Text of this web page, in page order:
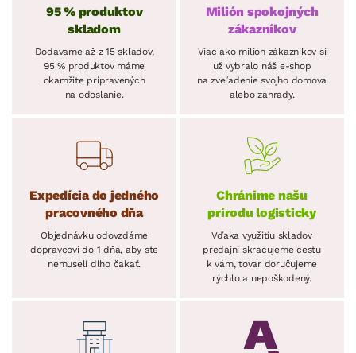
95 % produktov
skladom
Dodávame až z 15 skladov,
95 % produktov máme
okamžite pripravených
na odoslanie.
Milión spokojných
zákazníkov
Viac ako milión zákazníkov si
už vybralo náš e-shop
na zveľadenie svojho domova
alebo záhrady.
Expedícia do jedného
pracovného dňa
Objednávku odovzdáme
dopravcovi do 1 dňa, aby ste
nemuseli dlho čakať.
Chránime našu
prírodu logisticky
Vďaka využitiu skladov
predajní skracujeme cestu
k vám, tovar doručujeme
rýchlo a nepoškodený.